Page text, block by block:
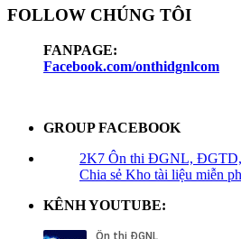
FOLLOW CHÚNG TÔI
FANPAGE:
Facebook.com/onthidgnlcom
GROUP FACEBOOK
2K7 Ôn thi ĐGNL,
Chia sẻ Kho tài liệu miễn
KÊNH YOUTUBE: